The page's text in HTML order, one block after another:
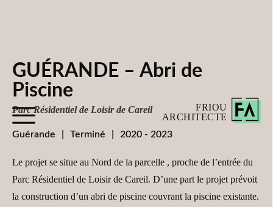
FRIOU
ARCHITECTE
GUÉRANDE – Abri de
Piscine
Parc Résidentiel de Loisir de Careil
Guérande Terminé 2020 - 2023
Le projet se situe au Nord de la parcelle , proche de l’entrée du
Parc Résidentiel de Loisir de Careil. D’une part le projet prévoit
la construction d’un abri de piscine couvrant la piscine existante.